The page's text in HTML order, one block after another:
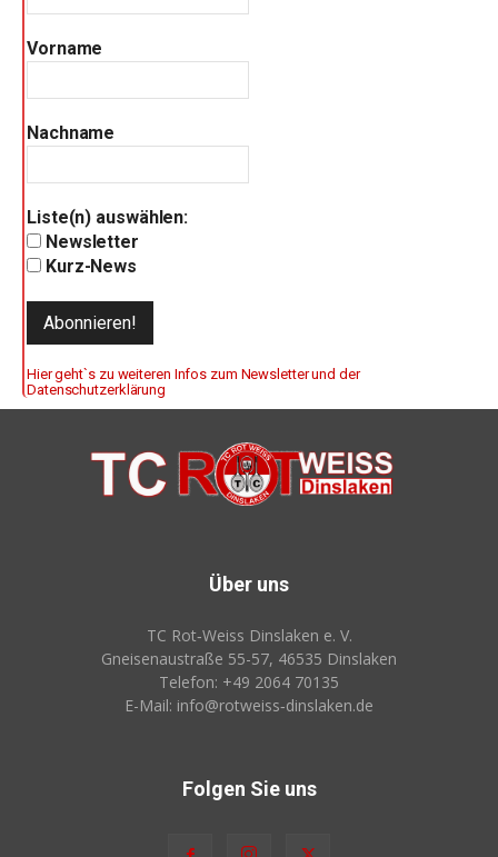
Vorname
Nachname
Liste(n) auswählen:
Newsletter
Kurz-News
Hier geht`s zu weiteren Infos zum Newsletter und der
Datenschutzerklärung
Über uns
TC Rot‑Weiss Dinslaken e. V.
Gneisenaustraße 55-57, 46535 Dinslaken
Telefon: +49 2064 70135
E-Mail: info@rotweiss‑dinslaken.de
Folgen Sie uns